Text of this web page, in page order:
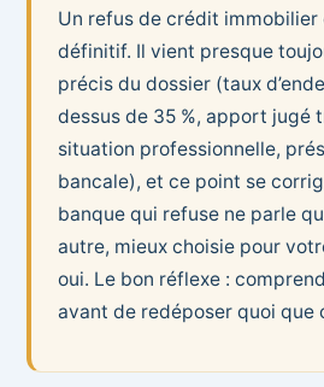
Un refus de crédit immobilier
définitif. Il vient presque
précis du dossier (taux
dessus de 35 %, apport jugé
situation professionnelle,
bancale), et ce point se
banque qui refuse ne parle
autre, mieux choisie pour
oui. Le bon réflexe :
avant de redéposer quoi que